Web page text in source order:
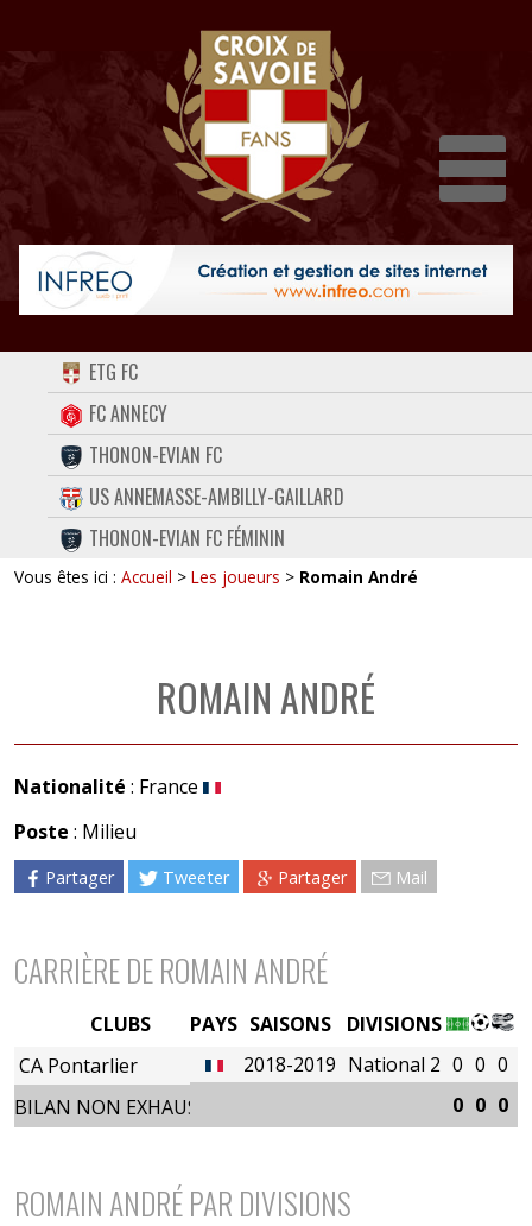
ACCUEIL
FORUM
CONTACT
FACEBOOK
TWITTER
ETG FC
FC ANNECY
THONON-EVIAN FC
US ANNEMASSE-AMBILLY-GAILLARD
THONON-EVIAN FC FÉMININ
Vous êtes ici : Accueil > Les joueurs > Romain André
ROMAIN ANDRÉ
Nationalité : France
Poste : Milieu
Partager Tweeter Partager Mail
CARRIÈRE DE ROMAIN ANDRÉ
PAYS SAISONS
DIVISIONS
2018-2019 National 2 0 0 0
0 0 0
CLUBS
CA Pontarlier
BILAN NON EXHAUSTIF
ROMAIN ANDRÉ PAR DIVISIONS